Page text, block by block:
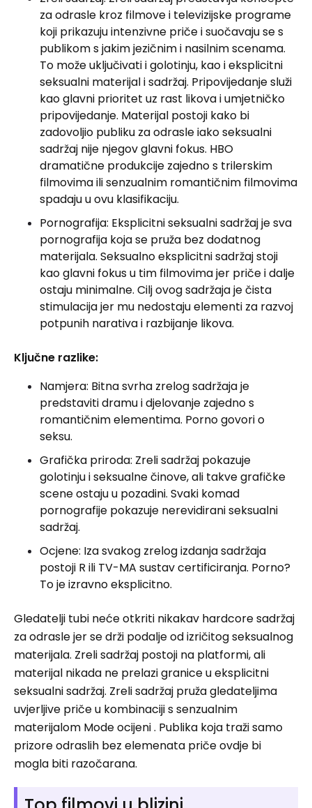
za odrasle kroz filmove i televizijske programe
koji prikazuju intenzivne priče i suočavaju se s
publikom s jakim jezičnim i nasilnim scenama.
To može uključivati ​​i golotinju, kao i eksplicitni
seksualni materijal i sadržaj. Pripovijedanje služi
kao glavni prioritet uz rast likova i umjetničko
pripovijedanje. Materijal postoji kako bi
zadovoljio publiku za odrasle iako seksualni
sadržaj nije njegov glavni fokus. HBO
dramatične produkcije zajedno s trilerskim
filmovima ili senzualnim romantičnim filmovima
spadaju u ovu klasifikaciju.
Pornografija: Eksplicitni seksualni sadržaj je sva
pornografija koja se pruža bez dodatnog
materijala. Seksualno eksplicitni sadržaj stoji
kao glavni fokus u tim filmovima jer priče i dalje
ostaju minimalne. Cilj ovog sadržaja je čista
stimulacija jer mu nedostaju elementi za razvoj
potpunih narativa i razbijanje likova.
Ključne razlike:
Namjera: Bitna svrha zrelog sadržaja je
predstaviti dramu i djelovanje zajedno s
romantičnim elementima. Porno govori o
seksu.
Grafička priroda: Zreli sadržaj pokazuje
golotinju i seksualne činove, ali takve grafičke
scene ostaju u pozadini. Svaki komad
pornografije pokazuje nerevidirani seksualni
sadržaj.
Ocjene: Iza svakog zrelog izdanja sadržaja
postoji R ili TV-MA sustav certificiranja. Porno?
To je izravno eksplicitno.
Gledatelji tubi neće otkriti nikakav hardcore sadržaj
za odrasle jer se drži podalje od izričitog seksualnog
materijala. Zreli sadržaj postoji na platformi, ali
materijal nikada ne prelazi granice u eksplicitni
seksualni sadržaj. Zreli sadržaj pruža gledateljima
uvjerljive priče u kombinaciji s senzualnim
materijalom Mode ocijeni . Publika koja traži samo
prizore odraslih bez elemenata priče ovdje bi
mogla biti razočarana.